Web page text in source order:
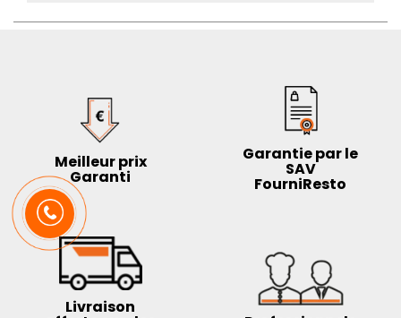
Meilleur prix
Garanti
Garantie par le
SAV
FourniResto
Livraison